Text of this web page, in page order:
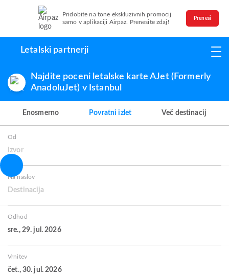
Pridobite na tone ekskluzivnih promocij
samo v aplikaciji Airpaz. Prenesite zdaj!
Prenesi
Letalski partnerji
Najdite poceni letalske karte AJet (Formerly
AnadoluJet) v Istanbul
Enosmerno Povratni izlet Več destinacij
Od
Izvor
Na naslov
Destinacija
Odhod
sre., 29. jul. 2026
Vrnitev
čet., 30. jul. 2026